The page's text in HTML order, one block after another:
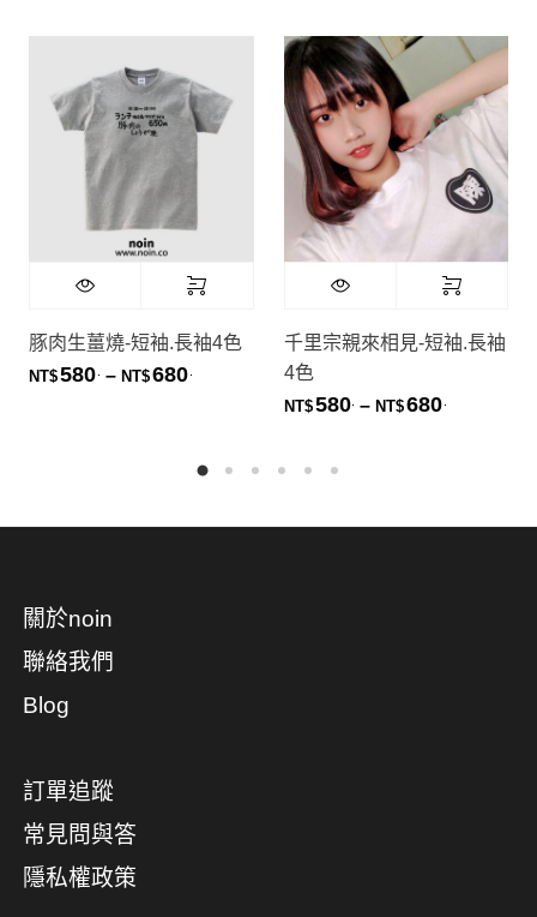
豚肉生薑燒-短袖.長袖4色
NT$580 – NT$680價格範圍：NT$580. 到 NT$680.
千里宗親來相見-短袖.長袖
4色
NT$580 – NT$680
關於noin
聯絡我們
Blog
訂單追蹤
常見問與答
隱私權政策